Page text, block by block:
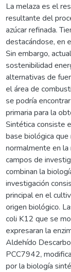
La melaza es el
resultante del
azúcar refinada.
destacándose, en
Sin embargo,
sostenibilidad
alternativas de
el área de
se podría
primaria para la
Sintética consiste
base biológica
normalmente en
campos de
combinan la
investigación
principal en el
origen biológico.
coli K12 que se
expresaran la
Aldehído
PCC7942,
por la biología